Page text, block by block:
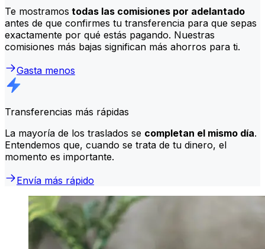
Te mostramos todas las comisiones por adelantado
antes de que confirmes tu transferencia para que sepas
exactamente por qué estás pagando. Nuestras
comisiones más bajas significan más ahorros para ti.
Gasta menos
Transferencias más rápidas
La mayoría de los traslados se completan el mismo día.
Entendemos que, cuando se trata de tu dinero, el
momento es importante.
Envía más rápido